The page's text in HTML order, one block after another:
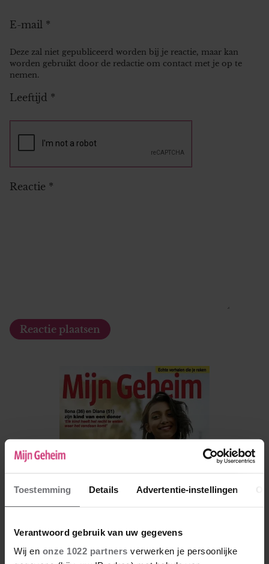
Toestemming Details Advertentie-instellingen
Verantwoord gebruik van uw gegevens
Wij en onze 1022 partners verwerken je persoonlijke
E-mail *
Deze zal niet gepubliceerd worden bij je reactie, maar kan
worden gebruikt door de redactie om contact met je op te
nemen.
Leeftijd *
Reactie *